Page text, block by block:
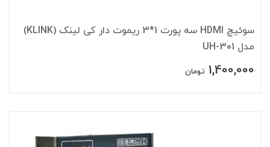
سوئیچ HDMI سه پورت 1*3 ریموت دار کی لینک (KLINK)
مدل UH-301
1,400,000 تومان